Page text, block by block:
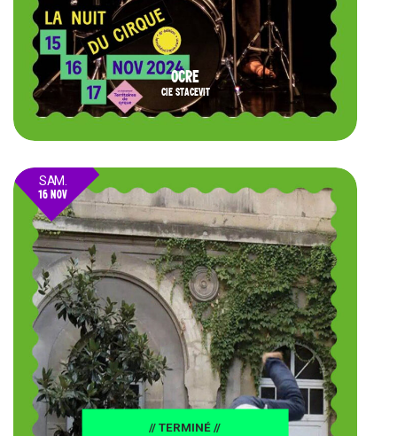
OCRE
CIE STACEVIT
SAM.
16 NOV
24
// TERMINÉ //